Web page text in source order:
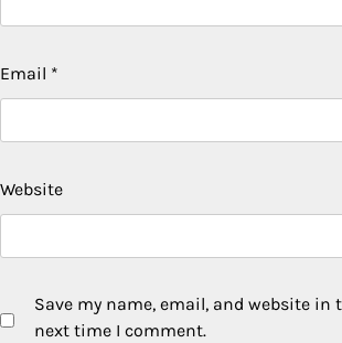
Email *
Website
Save my name, email, and website in
next time I comment.